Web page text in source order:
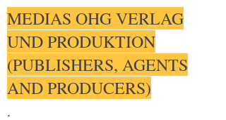
MEDIAS OHG VERLAG
UND PRODUKTION
(PUBLISHERS, AGENTS
AND PRODUCERS)
.